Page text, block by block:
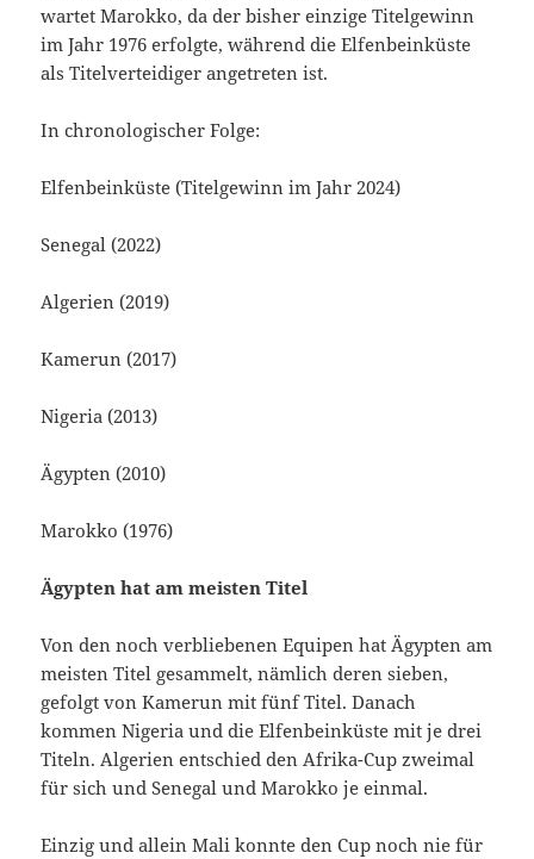
wartet Marokko, da der bisher einzige Titelgewinn
im Jahr 1976 erfolgte, während die Elfenbeinküste
als Titelverteidiger angetreten ist.
In chronologischer Folge:
Elfenbeinküste (Titelgewinn im Jahr 2024)
Senegal (2022)
Algerien (2019)
Kamerun (2017)
Nigeria (2013)
Ägypten (2010)
Marokko (1976)
Ägypten hat am meisten Titel
Von den noch verbliebenen Equipen hat Ägypten am
meisten Titel gesammelt, nämlich deren sieben,
gefolgt von Kamerun mit fünf Titel. Danach
kommen Nigeria und die Elfenbeinküste mit je drei
Titeln. Algerien entschied den Afrika-Cup zweimal
für sich und Senegal und Marokko je einmal.
Einzig und allein Mali konnte den Cup noch nie für